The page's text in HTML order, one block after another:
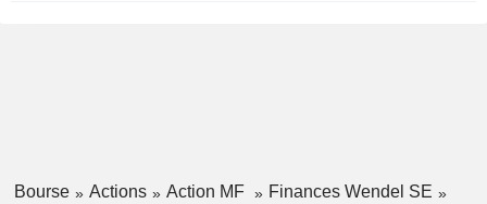
Bourse Actions Action MF
Finances Wendel SE